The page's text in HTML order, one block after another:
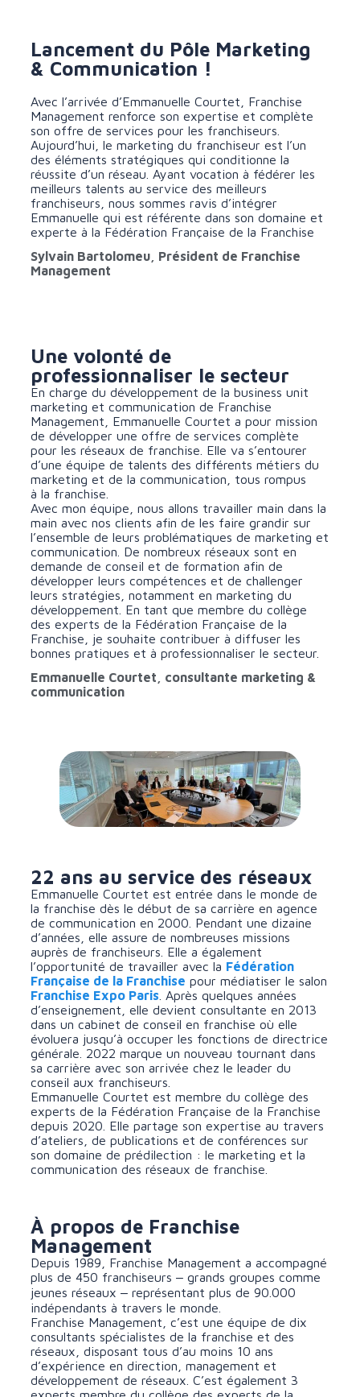
Lancement du Pôle Marketing
& Communication !
Avec l’arrivée d’Emmanuelle Courtet, Franchise
Management renforce son expertise et complète
son offre de services pour les franchiseurs.
Aujourd’hui, le marketing du franchiseur est l’un
des éléments stratégiques qui conditionne la
réussite d’un réseau. Ayant vocation à fédérer les
meilleurs talents au service des meilleurs
franchiseurs, nous sommes ravis d’intégrer
Emmanuelle qui est référente dans son domaine et
experte à la Fédération Française de la Franchise
Sylvain Bartolomeu, Président de Franchise
Management
Une volonté de
professionnaliser le secteur
En charge du développement de la business unit
marketing et communication de Franchise
Management, Emmanuelle Courtet a pour mission
de développer une offre de services complète
pour les réseaux de franchise. Elle va s’entourer
d’une équipe de talents des différents métiers du
marketing et de la communication, tous rompus
à la franchise.
Avec mon équipe, nous allons travailler main dans la
main avec nos clients afin de les faire grandir sur
l’ensemble de leurs problématiques de marketing et
communication. De nombreux réseaux sont en
demande de conseil et de formation afin de
développer leurs compétences et de challenger
leurs stratégies, notamment en marketing du
développement. En tant que membre du collège
des experts de la Fédération Française de la
Franchise, je souhaite contribuer à diffuser les
bonnes pratiques et à professionnaliser le secteur.
Emmanuelle Courtet, consultante marketing &
communication
22 ans au service des réseaux
Emmanuelle Courtet est entrée dans le monde de
la franchise dès le début de sa carrière en agence
de communication en 2000. Pendant une dizaine
d’années, elle assure de nombreuses missions
auprès de franchiseurs. Elle a également
l’opportunité de travailler avec la Fédération
Française de la Franchise pour médiatiser le salon
Franchise Expo Paris .Après quelques années
d’enseignement, elle devient consultante en 2013
dans un cabinet de conseil en franchise où elle
évoluera jusqu’à occuper les fonctions de directrice
générale. 2022 marque un nouveau tournant dans
sa carrière avec son arrivée chez le leader du
conseil aux franchiseurs.
Emmanuelle Courtet est membre du collège des
experts de la Fédération Française de la Franchise
depuis 2020. Elle partage son expertise au travers
d’ateliers, de publications et de conférences sur
son domaine de prédilection : le marketing et la
communication des réseaux de franchise.
À propos de Franchise
Management
Depuis 1989, Franchise Management a accompagné
plus de 450 franchiseurs ‒ grands groupes comme
jeunes réseaux ‒ représentant plus de 90.000
indépendants à travers le monde.
Franchise Management, c’est une équipe de dix
consultants spécialistes de la franchise et des
réseaux, disposant tous d’au moins 10 ans
d’expérience en direction, management et
développement de réseaux. C’est également 3